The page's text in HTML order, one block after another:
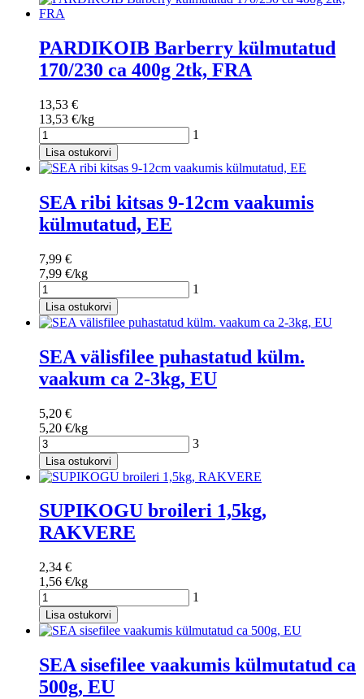
PARDIKOIB Barberry külmutatud
170/230 ca 400g 2tk, FRA
13,53 €
13,53 €/kg
1
Lisa ostukorvi
SEA ribi kitsas 9-12cm vaakumis
külmutatud, EE
7,99 €
7,99 €/kg
1
Lisa ostukorvi
SEA välisfilee puhastatud külm.
vaakum ca 2-3kg, EU
5,20 €
5,20 €/kg
3
Lisa ostukorvi
SUPIKOGU broileri 1,5kg,
RAKVERE
2,34 €
1,56 €/kg
1
Lisa ostukorvi
SEA sisefilee vaakumis külmutatud ca
500g, EU